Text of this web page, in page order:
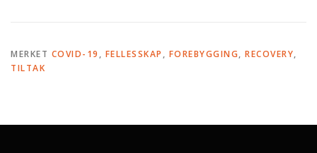
MERKET COVID-19 , FELLESSKAP , FOREBYGGING, RECOVERY,
TILTAK